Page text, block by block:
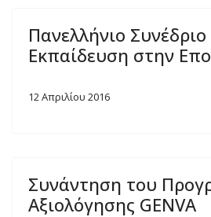
Πανελλήνιο
Εκπαίδευση στην
12 Απριλίου 2016
Συνάντηση του
Αξιολόγησης GENVA